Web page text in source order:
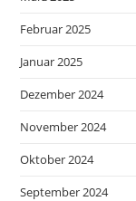
Februar 2025
Januar 2025
Dezember 2024
November 2024
Oktober 2024
September 2024